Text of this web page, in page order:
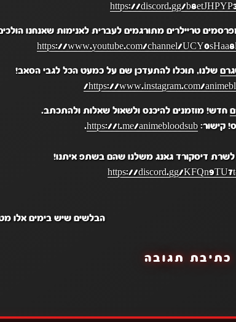
https://discord.gg/
טריילרים מתורגמים לעברית לאנימות שאנחנו
https://www.youtube.com/channel/
שלנו, תוכלו להתעדכן שם על כמעט הכל לגבי הסאב!
https://www.instagram.com/
חדש! מוזמנים להיכנס ולשאול שאלות ולהתכתב.
קישור:https://t.me/animebloodsub
.
לשרת דיסקורד גאנג משלנו שהם בשתפ איתנו!
https://discord.gg/
הבלשים שיש בימים אלו
כתיבת תגובה